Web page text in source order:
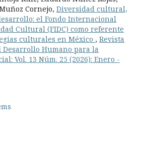
Cornejo, Diversidad cultural,
el Fondo Internacional
Cultural (FIDC) como referente
culturales en México , Revista
Desarrollo Humano para la
Vol. 13 Núm. 25 (2026): Enero -